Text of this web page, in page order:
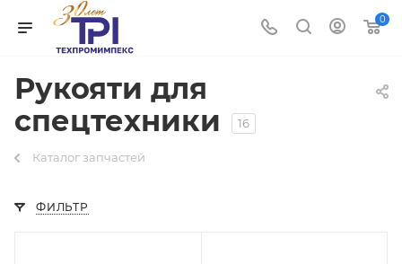
0
Рукояти для
спецтехники
16
Каталог запчастей
ФИЛЬТР